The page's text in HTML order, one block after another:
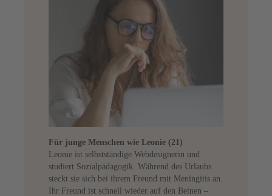
Für junge Menschen wie Leonie (21)
Leonie ist selbstständige Webdesignerin und
studiert Sozialpädagogik. Während des Urlaubs
steckt sie sich bei ihrem Freund mit Meningitis an.
Ihr Freund ist schnell wieder auf den Beinen –